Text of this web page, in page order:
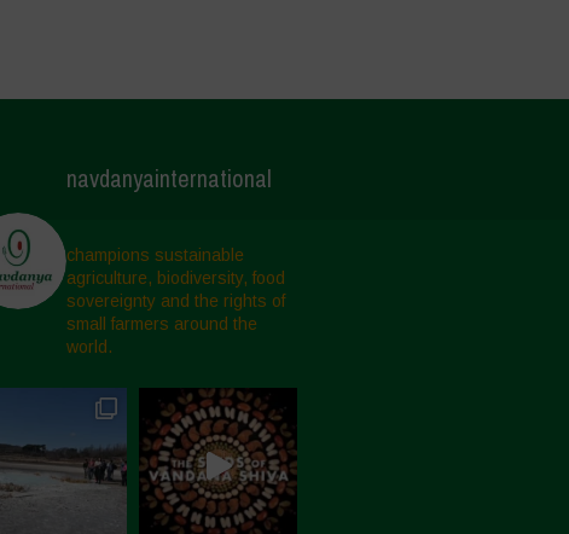
navdanyainternational
champions sustainable
agriculture, biodiversity, food
sovereignty and the rights of
small farmers around the
world.